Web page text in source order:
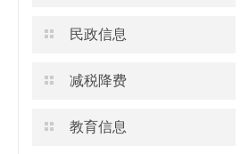
民政信息
减税降费
教育信息